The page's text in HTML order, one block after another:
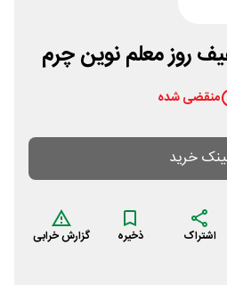
منقضی شده
خرید
اشتراک ذخیره گزارش خرابی